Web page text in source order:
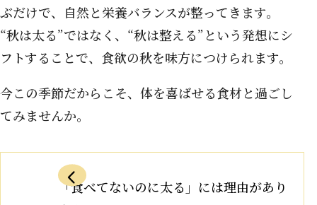
ぶだけで、自然と栄養バランスが整ってきます。
“秋は太る”ではなく、“秋は整える”という発想にシ
フトすることで、食欲の秋を味方につけられます。
今この季節だからこそ、体を喜ばせる食材と過ごし
てみませんか。
「食べてないのに太る」には理由があり